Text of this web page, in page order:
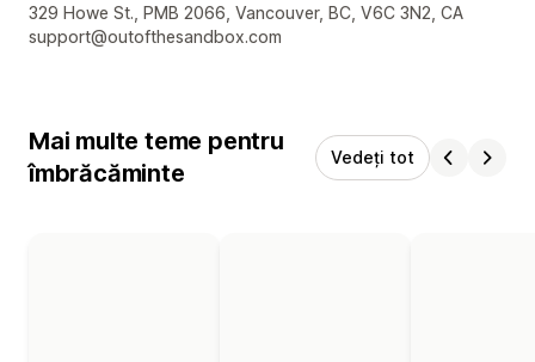
Detaliile de contact ale designerului
329 Howe St., PMB 2066, Vancouver, BC, V6C 3N2, CA
support@outofthesandbox.com
Mai multe teme pentru
îmbrăcăminte
Vedeți tot